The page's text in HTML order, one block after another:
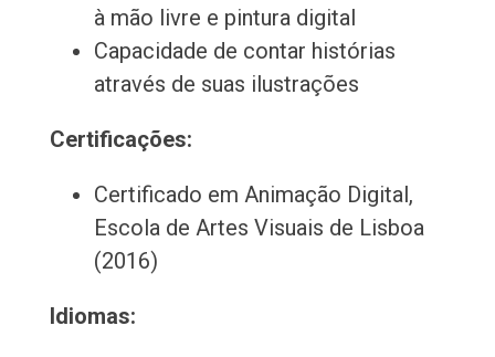
à mão livre e pintura digital
Capacidade de contar histórias
através de suas ilustrações
Certificações:
Certificado em Animação Digital,
Escola de Artes Visuais de Lisboa
(2016)
Idiomas: